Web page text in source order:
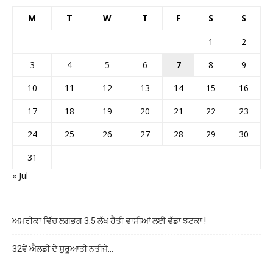
M T W T F S S
1
2
3
4 5 6 7 8
9
10
11 12 13 14 15
16
17
18 19 20 21 22
23
24
25 26 27 28 29
30
31
« Jul
ਅਮਰੀਕਾ ਵਿੱਚ ਲਗਭਗ 3.5 ਲੱਖ ਹੈਤੀ ਵਾਸੀਆਂ ਲਈ ਵੱਡਾ ਝਟਕਾ !
32ਵੇਂ ਐਲਡੀ ਦੇ ਸ਼ੁਰੂਆਤੀ ਨਤੀਜੇ…